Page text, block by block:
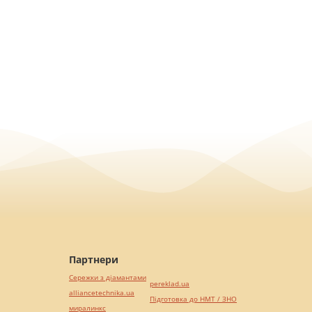
Партнери
Сережки з діамантами
alliancetechnika.ua
миралинкс
pereklad.ua
Підготовка до НМТ / ЗНО